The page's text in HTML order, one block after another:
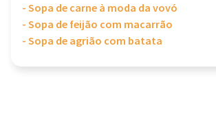
- Sopa de carne à moda da vovó
- Sopa de feijão com macarrão
- Sopa de agrião com batata